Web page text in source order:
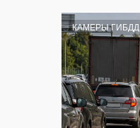
КАМЕРЫ ГИБДД